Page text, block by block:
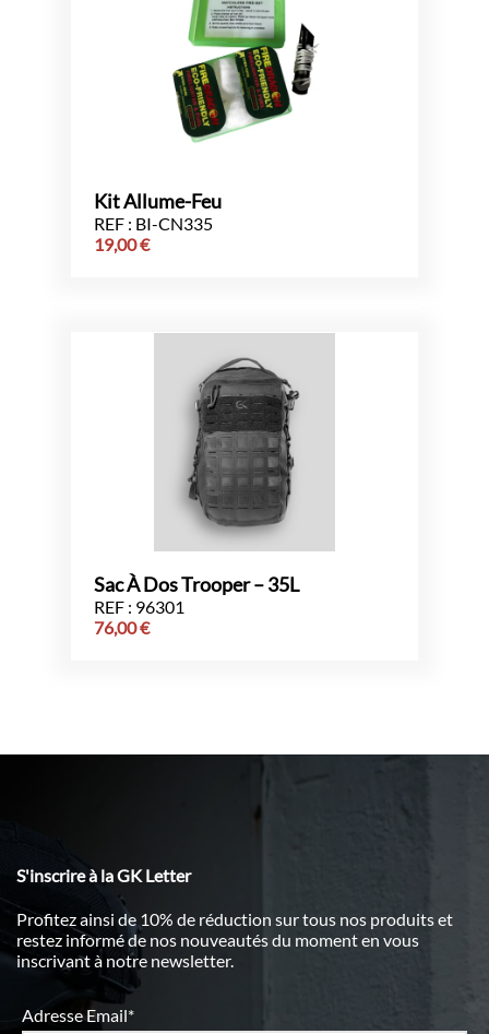
Kit Allume-Feu
REF : BI-CN335
19,00€
Sac À Dos Trooper – 35L
REF : 96301
76,00€
S'inscrire à la GK Letter
Profitez ainsi de 10% de réduction sur tous nos produits et
restez informé de nos nouveautés du moment en vous
inscrivant à notre newsletter.
Adresse Email*